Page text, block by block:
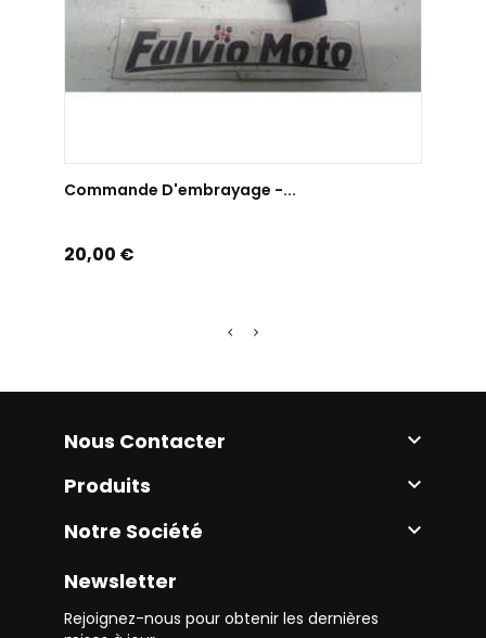
Commande D'embrayage -...
Prix
20,00 €
Nous Contacter 
Produits 
Notre Société 
Newsletter
Rejoignez-nous pour obtenir les dernières